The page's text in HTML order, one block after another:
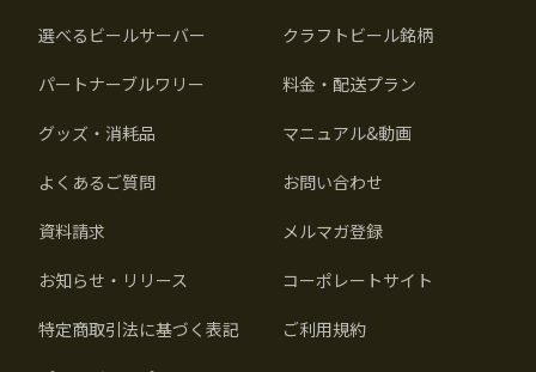
選べるビールサーバー クラフトビール銘柄
パートナーブルワリー 料金・配送プラン
グッズ・消耗品 マニュアル&動画
よくあるご質問 お問い合わせ
資料請求 メルマガ登録
お知らせ・リリース コーポレートサイト
特定商取引法に基づく表記 ご利用規約